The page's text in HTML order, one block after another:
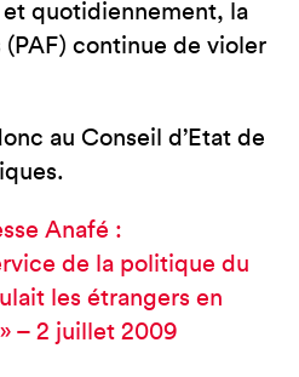
quotidiennement, la
continue de violer
au Conseil d’Etat de
Anafé :
de la politique du
les étrangers en
– 2 juillet 2009